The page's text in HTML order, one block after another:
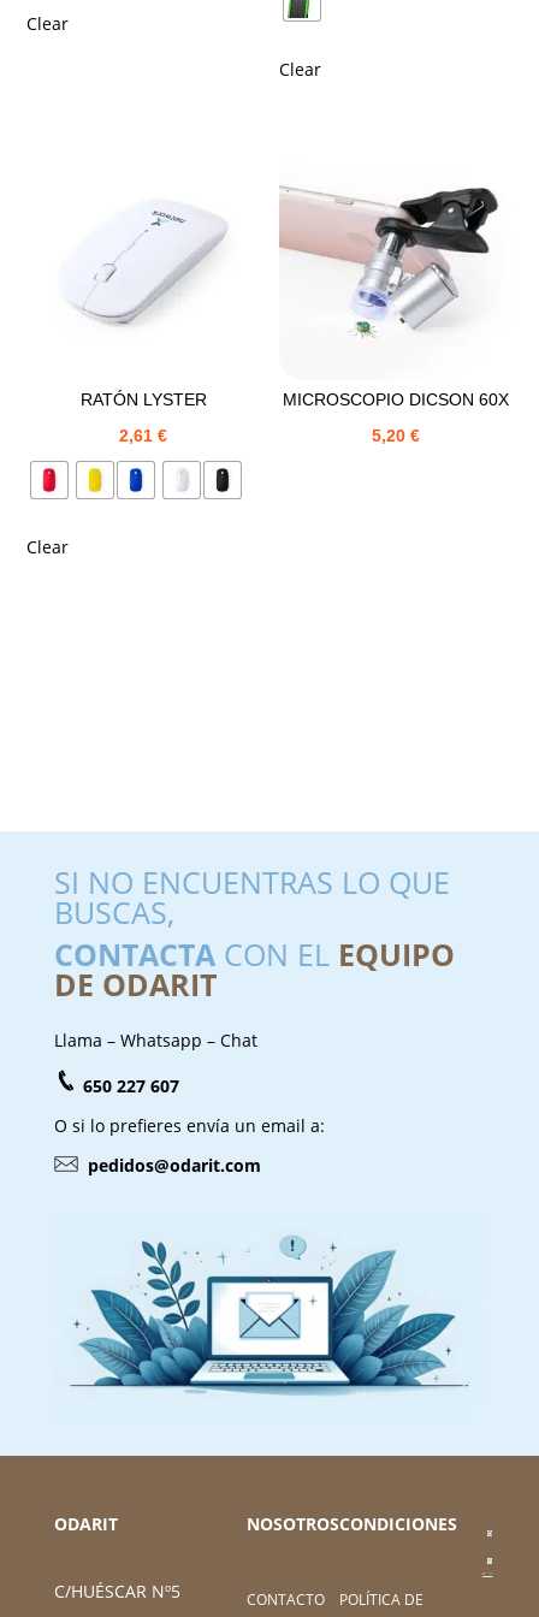
Clear
Clear
RATÓN LYSTER
2,61€
Clear
MICROSCOPIO DICSON 60X
5,20 €
SI NO ENCUENTRAS LO QUE
BUSCAS,
CONTACTACON EL EQUIPO
DE ODARIT
Llama – Whatsapp – Chat
650 227 607
O si lo prefieres envía un email a:
pedidos@odarit.com
ODARIT
C/HUÉSCAR Nº5
NOSOTROS
CONTACTO
CONDICIONES
POLÍTICA DE